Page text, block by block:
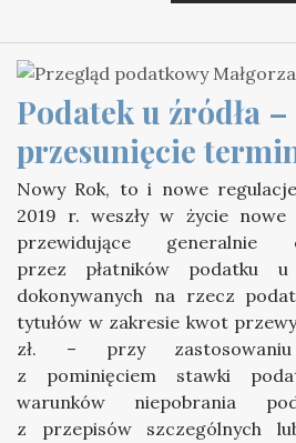
Podatek u źródła
przesunięcie
Nowy Rok, to i nowe
2019 r. weszły w życie
przewidujące generalnie
przez płatników podatku
dokonywanych na rzecz
tytułów w zakresie kwot
zł. – przy
z pominięciem stawki
warunków niepobrania
z przepisów szczególnych